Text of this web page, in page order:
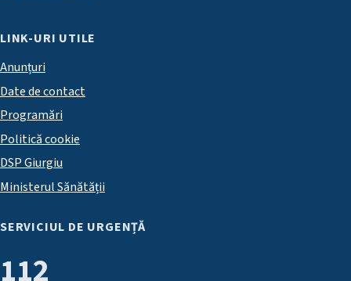
LINK-URI UTILE
Anunțuri
Date de contact
Programări
Politică cookie
DSP Giurgiu
Ministerul Sănătății
SERVICIUL DE URGENȚĂ
112